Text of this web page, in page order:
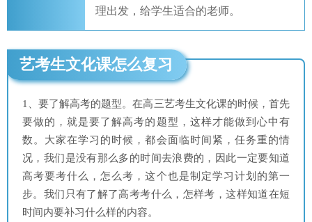
理出发，给学生适合的老师。
艺考生文化课怎么复习
1、要了解高考的题型。在高三艺考生文化课的时候，首先
要做的，就是要了解高考的题型，这样才能做到心中有
数。大家在学习的时候，都会面临时间紧，任务重的情
况，我们是没有那么多的时间去浪费的，因此一定要知道
高考要考什么，怎么考，这个也是制定学习计划的第一
步。我们只有了解了高考考什么，怎样考，这样知道在短
时间内要补习什么样的内容。